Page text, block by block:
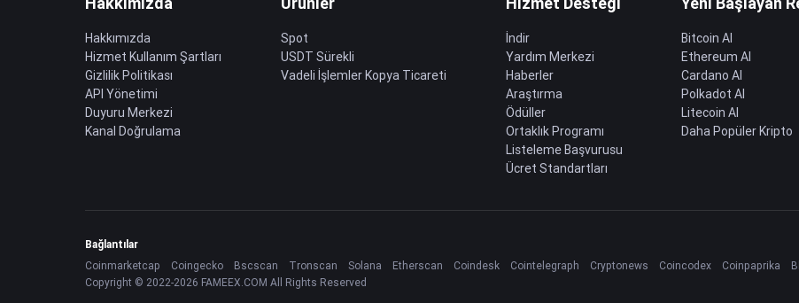
Hakkımızda
Hizmet Kullanım Şartları
Gizlilik Politikası
API Yönetimi
Duyuru Merkezi
Kanal Doğrulama
Spot
USDT Sürekli
Vadeli İşlemler Kopya Ticareti
İndir
Yardım Merkezi
Haberler
Araştırma
Ödüller
Ortaklık Programı
Listeleme Başvurusu
Ücret Standartları
Bitcoin Al
Ethereum Al
Cardano Al
Polkadot Al
Litecoin Al
Daha Popüler Kripto
Bağlantılar
Coinmarketcap
Coingecko Bscscan Tronscan Solana Etherscan Coindesk Cointelegraph Cryptonews Coincodex Coinpaprika
Copyright © 2022-2026 FAMEEX.COM All Rights Reserved